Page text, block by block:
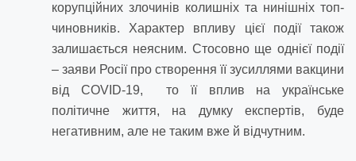
корупційних злочинів колишніх та нинішніх топ-
чиновників. Характер впливу цієї події також
залишається неясним. Стосовно ще однієї події
– заяви Росії про створення її зусиллями вакцини
від COVID-19, то її вплив на українське
політичне життя, на думку експертів, буде
негативним, але не таким вже й відчутним.